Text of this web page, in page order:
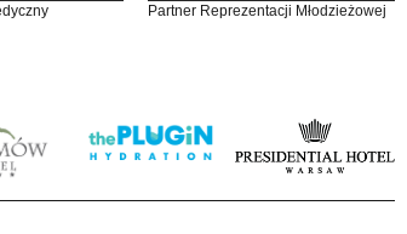
Partner Reprezentacji Młodzieżowej